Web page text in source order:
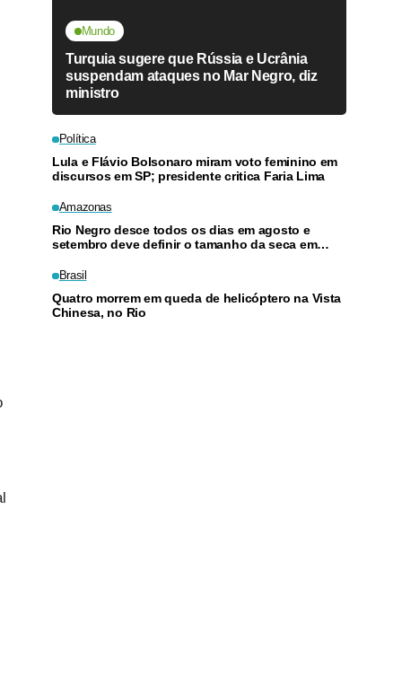
Mundo
Turquia sugere que Rússia e Ucrânia
suspendam ataques no Mar Negro, diz
ministro
Política
Lula e Flávio Bolsonaro miram voto feminino em
discursos em SP; presidente critica Faria Lima
Amazonas
Rio Negro desce todos os dias em agosto e
setembro deve definir o tamanho da seca em
Brasil
Quatro morrem em queda de helicóptero na Vista
Chinesa, no Rio